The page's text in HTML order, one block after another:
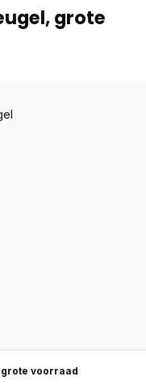
grote
voorraad